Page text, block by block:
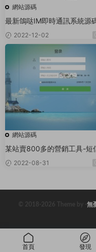
網站源碼
最新鴿哒IM即時通訊系統源
安卓、蘋果、PC端（全開源
+部署教程
2022-12-02
網站源碼
某站賣800多的營銷工具-短
銷群發系統源碼-短信群發(
艦版)
2022-08-31
© 2018-2026 Theme by -無
首頁 發現